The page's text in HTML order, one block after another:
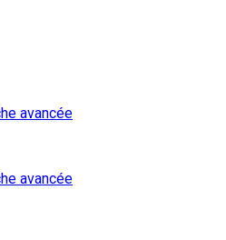
avancée
avancée